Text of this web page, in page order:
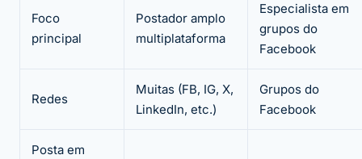
Foco
principal
Postador amplo
multiplataforma
Especialista em
grupos do
Facebook
Redes
Muitas (FB, IG, X,
LinkedIn, etc.)
Grupos do
Facebook
Posta em